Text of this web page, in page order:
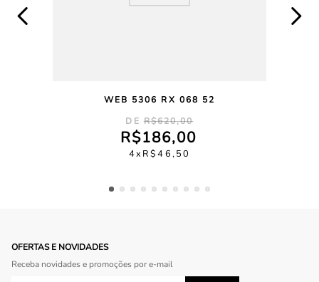
WEB 5306 RX 068 52
R$620,00
R$186,00
4 R$46,50
OFERTAS E NOVIDADES
Receba novidades e promoções por e-mail